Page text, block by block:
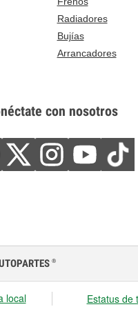
Radiadores
Bujías
Arrancadores
con nosotros
®
local Estatus de